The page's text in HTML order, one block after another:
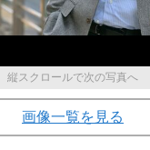
縦スクロールで次の写真へ
画像一覧を見る